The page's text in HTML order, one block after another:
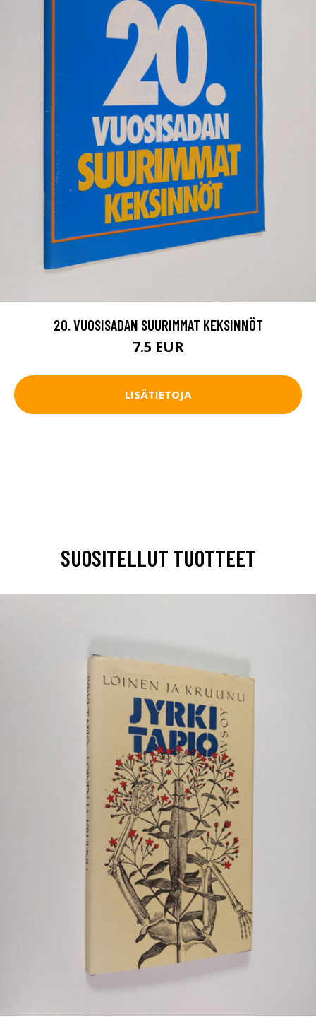
20. VUOSISADAN SUURIMMAT KEKSINNÖT
7.5 EUR
LISÄTIETOJA
SUOSITELLUT TUOTTEET